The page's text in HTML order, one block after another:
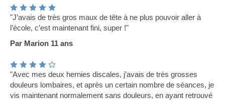
"J’avais de très gros maux de tête à ne plus pouvoir aller à
l’école, c’est maintenant fini, super !"
Par Marion 11 ans
"Avec mes deux hernies discales, j’avais de très grosses
douleurs lombaires, et après un certain nombre de séances, je
vis maintenant normalement sans douleurs, en ayant retrouvé